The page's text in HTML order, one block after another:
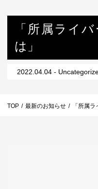
所属ライバー
メディア
お問い合わせ
「所属ライ
は」
2022.04.04 -
TOP / 最新のお知らせ / 「所属